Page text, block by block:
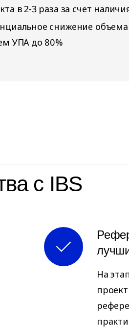
в 2-3 раза за счет
снижение
УПА до 80%
с IBS
На